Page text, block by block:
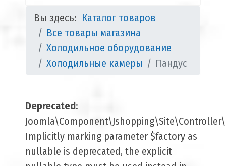
Вы здесь: Каталог товаров
Все товары магазина
Холодильное оборудование
Холодильные камеры
Пандус
Deprecated:
Implicitly marking parameter $factory as
nullable is deprecated, the explicit